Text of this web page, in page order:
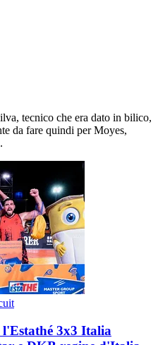
tecnico che era dato in bilico,
da fare quindi per Moyes,
3x3 Italia